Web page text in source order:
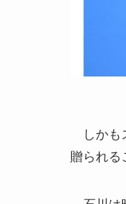
しかも
贈られる